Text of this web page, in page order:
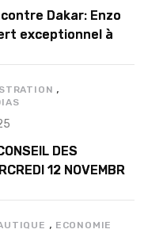
Dakar: Enzo
exceptionnel à
,
DES
12 NOVEMBRE
, ECONOMIE